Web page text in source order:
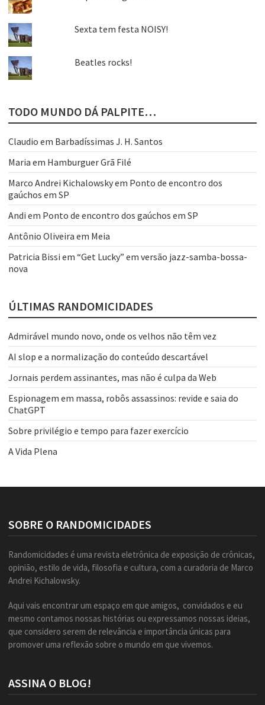
Sexta tem festa NOISY!
Beatles rocks!
TODO MUNDO DÁ PALPITE…
Claudio em Barbadíssimas J. H. Santos
Maria em Hamburguer Grã Filé
Marco Andrei Kichalowskyem Ponto de encontro dos
gaúchos em SP
Andi em Ponto de encontro dos gaúchos em SP
Antônio Oliveira em Meia
Patricia Bissi em “Get Lucky” em versão jazz-samba-bossa-
nova
ÚLTIMAS RANDOMICIDADES
Admirável mundo novo, onde os velhos não têm vez
AI slop e a normalização do conteúdo descartável
Jornais perdem assinantes, mas não é culpa da Web
Espionagem em massa, robôs assassinos: revide e saia do
ChatGPT
Sobre privilégio e tempo para fazer exercício
A Vida Plena
SOBRE O RANDOMICIDADES
Randomicidades é uma revista eletrônica de exposição de crônicas,
opinião, estilo de vida, filosofia e cultura, com a curadoria de Marco
Andrei Kichalowsky.
Aqui vais encontrar um espaço em que amigos, convidados e eu
mesmo contamos nossas histórias ou expressamos nossas ideias,
que considero serem de relevância e importância únicas para
promover uma reflexão sobre o mundo em que vivemos.
ASSINA O BLOG!